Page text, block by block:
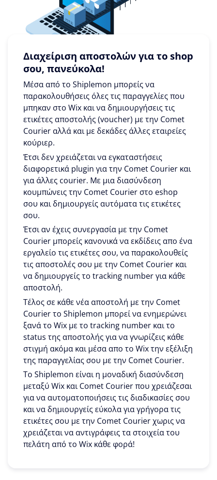
Διαχείριση αποστολών για το shop
σου, πανεύκολα!
Μέσα από το Shiplemon μπορείς να
παρακολουθήσεις όλες τις παραγγελίες που
μπηκαν στο Wix και να δημιουργήσεις τις
ετικέτες αποστολής (voucher) με την Comet
Courier αλλά και με δεκάδες άλλες εταιρείες
κούριερ.
Έτσι δεν χρειάζεται να εγκαταστήσεις
διαφορετικά plugin για την Comet Courier και
για άλλες courier. Με μια διασύνδεση
κουμπώνεις την Comet Courier στο eshop
σου και δημιουργείς αυτόματα τις ετικέτες
σου.
Έτσι αν έχεις συνεργασία με την Comet
Courier μπορείς κανονικά να εκδίδεις απο ένα
εργαλείο τις ετικέτες σου, να παρακολουθείς
τις αποστολές σου με την Comet Courier και
να δημιουργείς το tracking number για κάθε
αποστολή.
Τέλος σε κάθε νέα αποστολή με την Comet
Courier το Shiplemon μπορεί να ενημερώνει
ξανά το Wix με το tracking number και το
status της αποστολής για να γνωρίζεις κάθε
στιγμή ακόμα και μέσα απο το Wix την εξέλιξη
της παραγγελίας σου με την Comet Courier.
To Shiplemon είναι η μοναδική διασύνδεση
μεταξύ Wix και Comet Courier που χρειάζεσαι
για να αυτοματοποιήσεις τις διαδικασίες σου
και να δημιουργείς εύκολα για γρήγορα τις
ετικέτες σου με την Comet Courier χωρις να
χρειάζεται να αντιγράφεις τα στοιχεία του
πελάτη από το Wix κάθε φορά!